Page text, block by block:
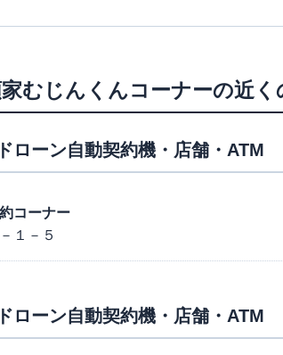
むじんくんコーナーの近く
ローン自動契約機・店舗・ATM
コーナー
１－５
ローン自動契約機・店舗・ATM